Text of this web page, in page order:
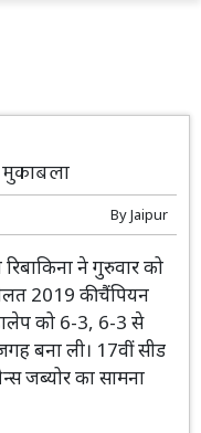
मुकाबला
ByJaipur
ने गुरुवार को
2019 की चैंपियन
हालेप को 6-3, 6-3 से
बना ली। 17वीं सीड
जब्योर का सामना